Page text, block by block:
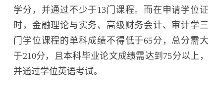
学分，并通过不少于13门课程。而在申请学位证
时，金融理论与实务、高级财务会计、审计学三
门学位课程的单科成绩不得低于65分，总分需大
于210分，且本科毕业论文成绩需达到75分以上，
并通过学位英语考试。